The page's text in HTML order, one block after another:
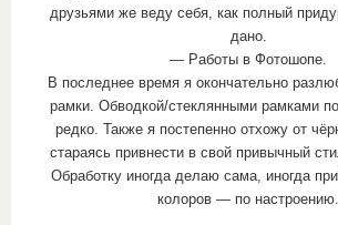
друзьями же веду себя, как полный
дано.
— Работы в Фотошопе.
В последнее время я окончательно
рамки. Обводкой/стеклянными рамками
редко. Также я постепенно отхожу от
стараясь привнести в свой привычный
Обработку иногда делаю сама, иногда
колоров — по настроению.